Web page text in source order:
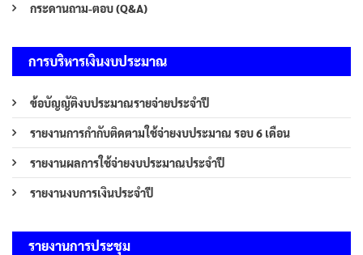
กระดานถาม-ตอบ (Q&A)
การบริหารเงินงบประมาณ
ข้อบัญญัติงบประมาณรายจ่ายประจำปี
รายงานการกำกับติดตามใช้จ่ายงบประมาณ รอบ 6 เดือน
รายงานผลการใช้จ่ายงบประมาณประจำปี
รายงานงบการเงินประจำปี
รายงานการประชุม